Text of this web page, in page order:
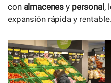
con almacenes y personal,
expansión rápida y rentable.